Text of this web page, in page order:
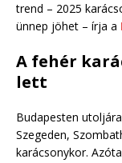
trend – 2025
ünnep jöhet – írja a
A fehér
lett
Budapesten utoljára
Szegeden,
karácsonykor.